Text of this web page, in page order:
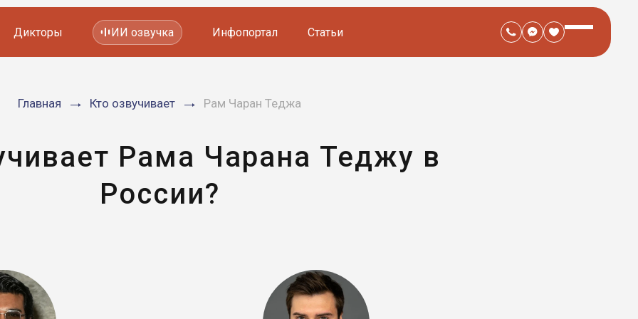
Мультфильмов
Дикторы ИИ озвучка Инфопортал Статьи
Главная Кто озвучивает Рам Чаран Теджа
Рама Чарана Теджу в
России?